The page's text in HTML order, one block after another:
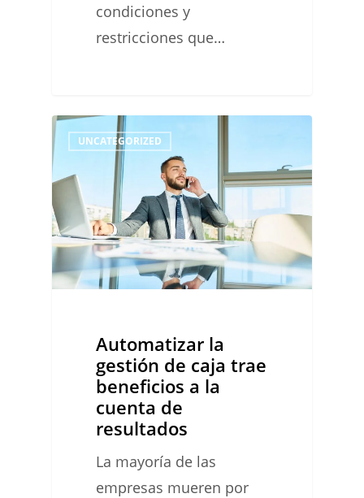
condiciones y
restricciones que…
Automatizar
la
gestión
de
caja
trae
beneficios
cuenta
resultados
UNCATEGORIZED
Automatizar la
gestión de caja trae
beneficios a la
cuenta de
resultados
La mayoría de las
empresas mueren por